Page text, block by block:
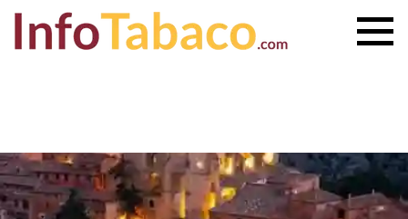
ESTANCO MÁS CERCANO
CONTACTO